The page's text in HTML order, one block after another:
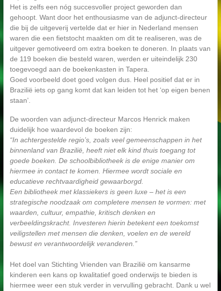
Het is zelfs een nóg succesvoller project geworden dan
gehoopt. Want door het enthousiasme van de adjunct-directeur
die bij de uitgeverij vertelde dat er hier in Nederland mensen
waren die een fietstocht maakten om dit te realiseren, was de
uitgever gemotiveerd om extra boeken te doneren. In plaats van
de 119 boeken die besteld waren, werden er uiteindelijk 230
toegevoegd aan de boekenkasten in Tapera.
Goed voorbeeld doet goed volgen dus. Heel positief dat er in
Brazilië iets op gang komt dat kan leiden tot het ‘op eigen benen
staan’.
De woorden van adjunct-directeur Marcos Henrick maken
duidelijk hoe waardevol de boeken zijn:
“In achtergestelde regio’s, zoals veel gemeenschappen in het
binnenland van Brazilië, heeft niet elk kind thuis toegang tot
goede boeken. De schoolbibliotheek is de enige manier om
hiermee in contact te komen. Hiermee wordt sociale en
educatieve rechtvaardigheid gewaarborgd.
Een bibliotheek met klassiekers is geen luxe – het is een
strategische noodzaak om completere mensen te vormen: met
waarden, cultuur, empathie, kritisch denken en
verbeeldingskracht. Investeren hierin betekent een toekomst
veiligstellen met mensen die denken, voelen en de wereld
bewust en verantwoordelijk veranderen.”
Het doel van Stichting Vrienden van Brazilië om kansarme
kinderen een kans op kwalitatief goed onderwijs te bieden is
hiermee weer een stuk verder in vervulling gebracht. Dank u wel